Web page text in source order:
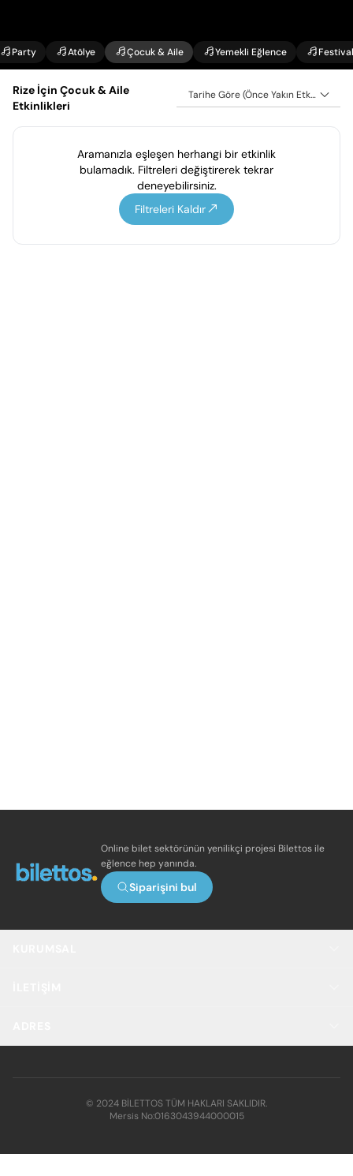
Party Atölye Çocuk & Aile Yemekli Eğlence Festival
Rize İçin Çocuk & Aile
Etkinlikleri
Tarihe Göre (Önce Yakın Etkinlikler)
Aramanızla eşleşen herhangi bir etkinlik
bulamadık. Filtreleri değiştirerek tekrar
deneyebilirsiniz.
Filtreleri Kaldır
Online bilet sektörünün yenilikçi projesi Bilettos ile
eğlence hep yanında.
Siparişini bul
© 2024 BİLETTOS TÜM HAKLARI SAKLIDIR.
Mersis No:0163043944000015